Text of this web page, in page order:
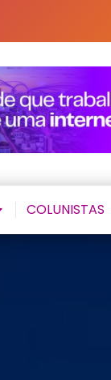
COLUNISTAS